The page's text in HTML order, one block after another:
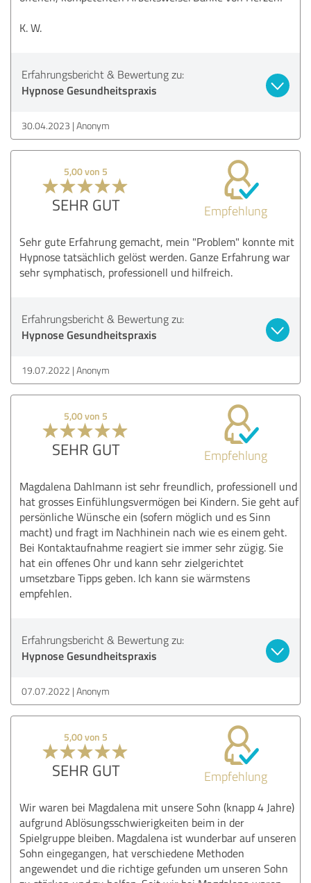
K. W.
Erfahrungsbericht & Bewertung zu:
Hypnose Gesundheitspraxis
30.04.2023 Anonym
5,00 von 5
SEHR GUT Empfehlung
Sehr gute Erfahrung gemacht, mein "Problem" konnte mit
Hypnose tatsächlich gelöst werden. Ganze Erfahrung war
sehr symphatisch, professionell und hilfreich.
Erfahrungsbericht & Bewertung zu:
Hypnose Gesundheitspraxis
19.07.2022 Anonym
5,00 von 5
SEHR GUT Empfehlung
Magdalena Dahlmann ist sehr freundlich, professionell und
hat grosses Einfühlungsvermögen bei Kindern. Sie geht auf
persönliche Wünsche ein (sofern möglich und es Sinn
macht) und fragt im Nachhinein nach wie es einem geht.
Bei Kontaktaufnahme reagiert sie immer sehr zügig. Sie
hat ein offenes Ohr und kann sehr zielgerichtet
umsetzbare Tipps geben. Ich kann sie wärmstens
empfehlen.
Erfahrungsbericht & Bewertung zu:
Hypnose Gesundheitspraxis
07.07.2022 Anonym
5,00 von 5
SEHR GUT Empfehlung
Wir waren bei Magdalena mit unsere Sohn (knapp 4 Jahre)
aufgrund Ablösungsschwierigkeiten beim in der
Spielgruppe bleiben. Magdalena ist wunderbar auf unseren
Sohn eingegangen, hat verschiedene Methoden
angewendet und die richtige gefunden um unseren Sohn